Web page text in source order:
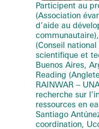
Participent au
(Association
d’aide au
(Conseil
scientifique et
Buenos Aires,
Reading
RAINWAR –
recherche sur
ressources en
Santiago
coordination,